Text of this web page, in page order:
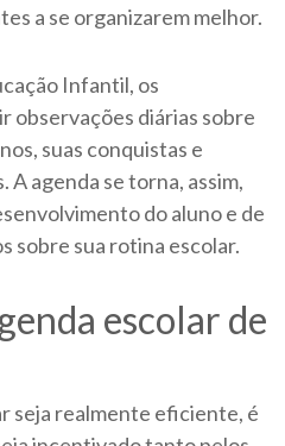
a se organizarem melhor.
Infantil, os
observações diárias sobre
suas conquistas e
A agenda se torna, assim,
do aluno e de
sobre sua rotina escolar.
escolar de
seja realmente eficiente, é